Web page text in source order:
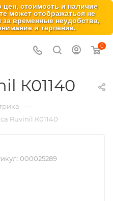
цен, стоимость и наличие
может отображаться не
временные неудобства,
и терпение.
0
К01140
—
Ruvinil К01140
000025289